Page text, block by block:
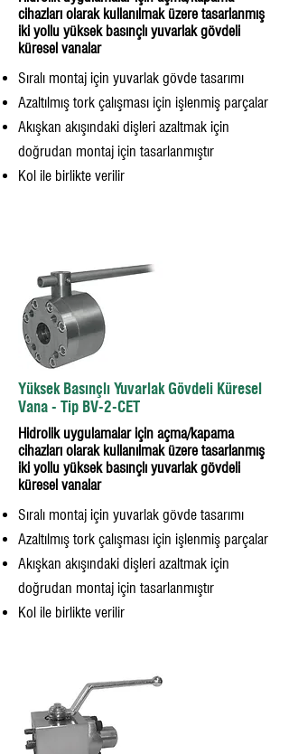
cihazları olarak kullanılmak üzere tasarlanmış
iki yollu yüksek basınçlı yuvarlak gövdeli
küresel vanalar
Sıralı montaj için yuvarlak gövde tasarımı
Azaltılmış tork çalışması için işlenmiş parçalar
Akışkan akışındaki dişleri azaltmak için
doğrudan montaj için tasarlanmıştır
Kol ile birlikte verilir
Yüksek Basınçlı Yuvarlak Gövdeli Küresel
Vana - Tip BV-2-CET
Hidrolik uygulamalar için açma/kapama
cihazları olarak kullanılmak üzere tasarlanmış
iki yollu yüksek basınçlı yuvarlak gövdeli
küresel vanalar
Sıralı montaj için yuvarlak gövde tasarımı
Azaltılmış tork çalışması için işlenmiş parçalar
Akışkan akışındaki dişleri azaltmak için
doğrudan montaj için tasarlanmıştır
Kol ile birlikte verilir